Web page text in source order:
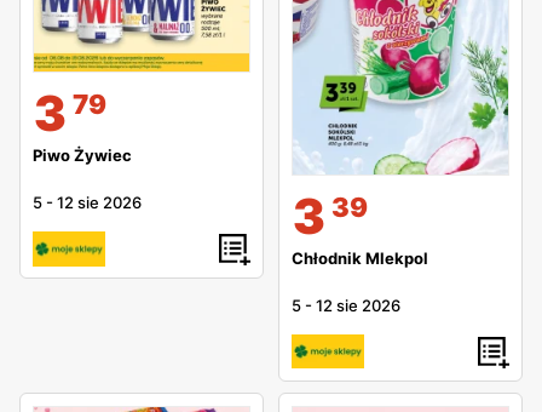
3 79
Piwo Żywiec
5 -12 sie 2026 3 39
Chłodnik Mlekpol
5 -12 sie 2026